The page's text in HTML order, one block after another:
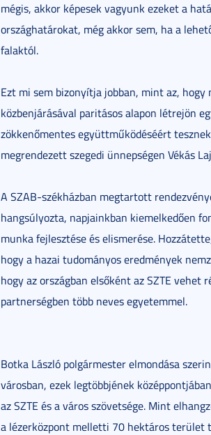
mégis, akkor képesek vagyunk ezeket a
országhatárokat, még akkor sem, ha a
falaktól.
Ezt mi sem bizonyítja jobban, mint az,
közbenjárásával paritásos alapon létrejön
zökkenőmentes együttműködéséért
megrendezett szegedi ünnepségen Vékás
A SZAB-székházban megtartott
hangsúlyozta, napjainkban kiemelkedően
munka fejlesztése és elismerése.
hogy a hazai tudományos eredmények
hogy az országban elsőként az SZTE
partnerségben több neves egyetemmel.
Botka László polgármester elmondása
városban, ezek legtöbbjének
az SZTE és a város szövetsége. Mint
a lézerközpont melletti 70 hektáros terület